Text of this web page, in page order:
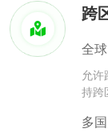
跨
全
允
持跨
多